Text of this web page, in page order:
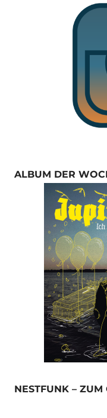
ALBUM DER
NESTFUNK – ZUM